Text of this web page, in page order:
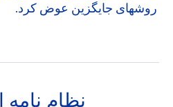
روشهای جایگزین عوض کرد.
نظام نامه